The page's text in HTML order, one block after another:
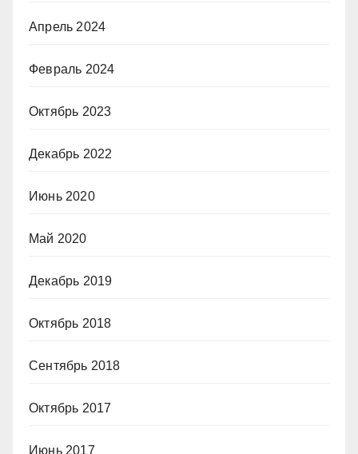
Апрель 2024
Февраль 2024
Октябрь 2023
Декабрь 2022
Июнь 2020
Май 2020
Декабрь 2019
Октябрь 2018
Сентябрь 2018
Октябрь 2017
Июнь 2017